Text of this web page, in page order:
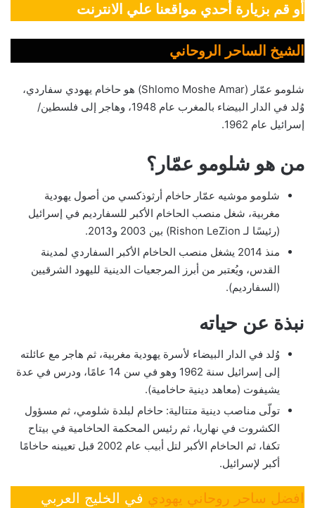
أو قم بزيارة أحدي مواقعنا علي الانترنت
الشيخ الساحر الروحاني
شلومو عمّار (Shlomo Moshe Amar) هو حاخام يهودي سفاردي،
وُلد في الدار البيضاء بالمغرب عام 1948، وهاجر إلى فلسطين/
إسرائيل عام 1962.
من هو شلومو عمّار؟
شلومو موشيه عمّار حاخام أرثوذكسي من أصول يهودية
مغربية، شغل منصب الحاخام الأكبر للسفارديم في إسرائيل
(رئيسًا لـ Rishon LeZion) بين 2003 و2013.
منذ 2014 يشغل منصب الحاخام الأكبر السفاردي لمدينة
القدس، ويُعتبر من أبرز المرجعيات الدينية لليهود الشرقيين
(السفارديم).
نبذة عن حياته
وُلد في الدار البيضاء لأسرة يهودية مغربية، ثم هاجر مع عائلته
إلى إسرائيل سنة 1962 وهو في سن 14 عامًا، ودرس في عدة
يشيفوت (معاهد دينية حاخامية).
تولّى مناصب دينية متتالية: حاخام لبلدة شلومي، ثم مسؤول
الكشروت في نهاريا، ثم رئيس المحكمة الحاخامية في بيتاح
تكفا، ثم الحاخام الأكبر لتل أبيب عام 2002 قبل تعيينه حاخامًا
أكبر لإسرائيل.
افضل ساحر روحاني يهودي في الخليج العربي